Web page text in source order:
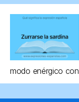
modo enérgico